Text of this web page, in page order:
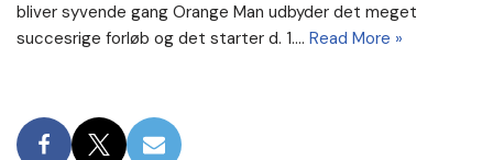
bliver syvende gang Orange Man udbyder det meget
succesrige forløb og det starter d. 1.… Read More »